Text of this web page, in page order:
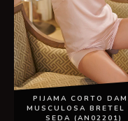
PIJAMA CORTO
MUSCULOSA BRETEL
SEDA (AN02201)